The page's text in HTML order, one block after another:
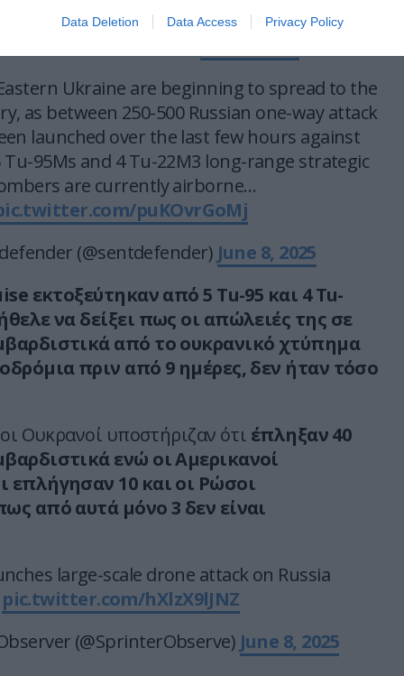
Data Deletion Data Access Privacy Policy
Ukraine are beginning to spread to the
as between 250-500 Russian one-way attack
launched over the last few hours against
95Ms and 4 Tu-22M3 long-range strategic
are currently airborne…
puKOvrGoMj
(@sentdefender) June 8, 2025
εκτοξεύτηκαν από 5 Τu-95 και 4 Tu-
να δείξει πως οι απώλειές της σε
από το ουκρανικό χτύπημα
πριν από 9 ημέρες, δεν ήταν τόσο
Ουκρανοί υποστήριζαν ότι έπληξαν 40
ενώ οι Αμερικανοί
επλήγησαν 10 και οι Ρώσοι
από αυτά μόνο 3 δεν είναι
large-scale drone attack on Russia
pic.twitter.com/hXlzX9lJNZ
(@SprinterObserve) June 8, 2025